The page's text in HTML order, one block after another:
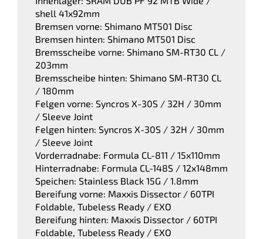
shell 41x92mm
Bremsen vorne: Shimano MT501 Disc
Bremsen hinten: Shimano MT501 Disc
Bremsscheibe vorne: Shimano SM-RT30 CL /
203mm
Bremsscheibe hinten: Shimano SM-RT30 CL
/ 180mm
Felgen vorne: Syncros X-30S / 32H / 30mm
/ Sleeve Joint
Felgen hinten: Syncros X-30S / 32H / 30mm
/ Sleeve Joint
Vorderradnabe: Formula CL-811 / 15x110mm
Hinterradnabe: Formula CL-148S / 12x148mm
Speichen: Stainless Black 15G / 1.8mm
Bereifung vorne: Maxxis Dissector / 60TPI
Foldable, Tubeless Ready / EXO
Bereifung hinten: Maxxis Dissector / 60TPI
Foldable, Tubeless Ready / EXO